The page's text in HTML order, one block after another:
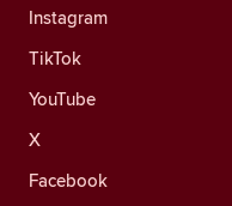
Instagram
TikTok
YouTube
X
Facebook